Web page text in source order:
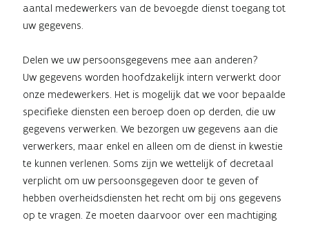
aantal medewerkers van de bevoegde dienst toegang tot
uw gegevens.
Delen we uw persoonsgegevens mee aan anderen?
Uw gegevens worden hoofdzakelijk intern verwerkt door
onze medewerkers. Het is mogelijk dat we voor bepaalde
specifieke diensten een beroep doen op derden, die uw
gegevens verwerken. We bezorgen uw gegevens aan die
verwerkers, maar enkel en alleen om de dienst in kwestie
te kunnen verlenen. Soms zijn we wettelijk of decretaal
verplicht om uw persoonsgegeven door te geven of
hebben overheidsdiensten het recht om bij ons gegevens
op te vragen. Ze moeten daarvoor over een machtiging